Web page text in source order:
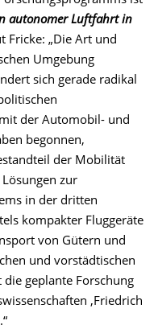
autonomer Luftfahrt in
Fricke: „Die Art und
Umgebung
sich gerade radikal
der Automobil- und
begonnen,
der Mobilität
zur
in der dritten
kompakter Fluggeräte
von Gütern und
und vorstädtischen
geplante Forschung
,Friedrich